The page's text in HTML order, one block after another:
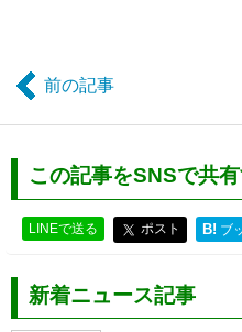
前の記事
この記事をSNSで共
LINEで送る ポスト B! ブ
新着ニュース記事